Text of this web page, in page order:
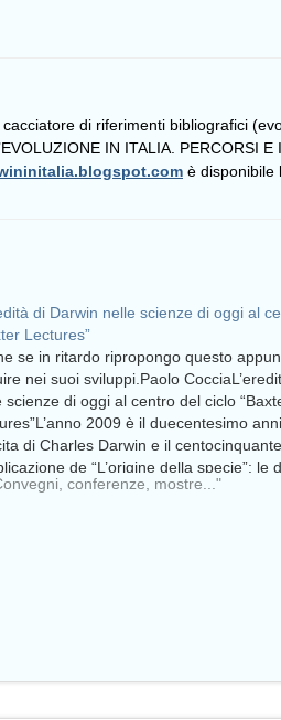
di riferimenti bibliografici
IN ITALIA. PERCORSI
è disponibile
di Darwin nelle scienze di oggi al
Lectures”
se in ritardo ripropongo questo
nei suoi sviluppi.Paolo
scienze di oggi al centro del ciclo
2009 è il duecentesimo
di Charles Darwin e il
de “L’origine della specie”: le
una rinnovata…
conferenze, mostre..."